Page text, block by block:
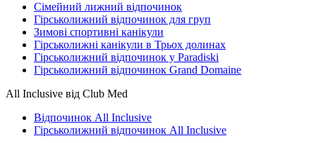
Сімейний лижний відпочинок
Гірськолижний відпочинок для груп
Зимові спортивні канікули
Гірськолижні канікули в Трьох долинах
Гірськолижний відпочинок у Paradiski
Гірськолижний відпочинок Grand Domaine
All Inclusive від Club Med
Відпочинок All Inclusive
Гірськолижний відпочинок All Inclusive